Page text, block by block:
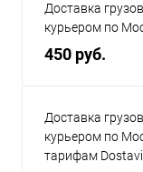
Доставка
курьером по
450 руб.
Доставка
курьером по
тарифам